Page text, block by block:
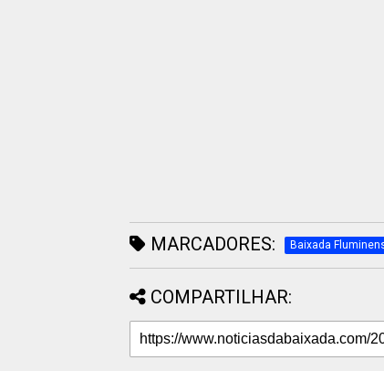
MARCADORES: Baixada
COMPARTILHAR: